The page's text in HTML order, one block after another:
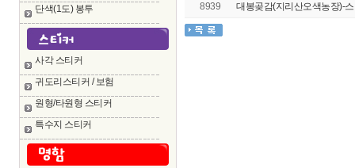
단색(1도) 봉투
사각 스티커
귀도리스티커 / 보험
원형/타원형 스티커
특수지 스티커
8939
대봉곶감(지리산오색농장)-